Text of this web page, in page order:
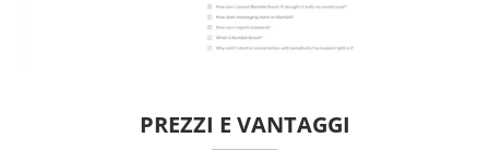
PREZZI E VANTAGGI